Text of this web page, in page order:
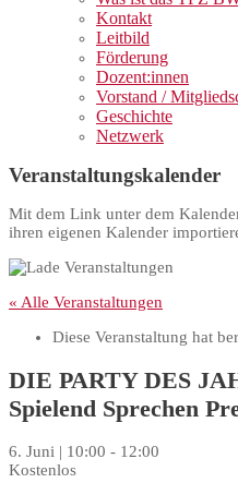
Kontakt
Leitbild
Förderung
Dozent:innen
Vorstand /
Geschichte
Netzwerk
Veranstaltungskalender
Mit dem Link unter dem
ihren eigenen Kalender
« Alle Veranstaltungen
Diese Veranstaltung hat
DIE PARTY DES
Spielend Sprechen
6. Juni | 10:00 - 12:00
Kostenlos